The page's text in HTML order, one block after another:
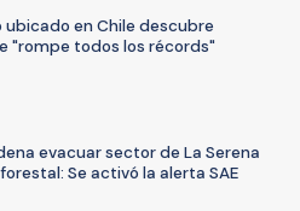
en Chile descubre
"rompe todos los récords"
evacuar sector de La Serena
Se activó la alerta SAE